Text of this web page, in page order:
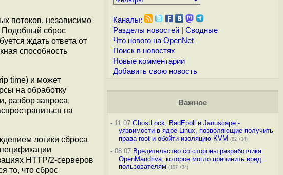
потоков, независимо
Подобный сброс
ждать ответа от
способность
time) и может
на обработку
разбор запроса,
на
логики сброса
HTTP/2-серверов
то, что сброс
Каналы:
Разделы новостей| Сводные
Что нового на OpenNet
Поиск в новостях
Новые комментарии
Добавить свою новость
Важное
-11.07 GhostLock, BadEpoll и Januscape -
уязвимости в ядре Linux, позволяющие получить
права root и обойти изоляцию KVM (82 +34)
-08.07 Вредительство со стороны разработчика
OpenMandriva, которое могло причинить вред
пользователям (107 +34)